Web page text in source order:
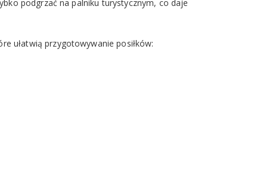
podgrzać na palniku turystycznym, co daje
ułatwią przygotowywanie posiłków: